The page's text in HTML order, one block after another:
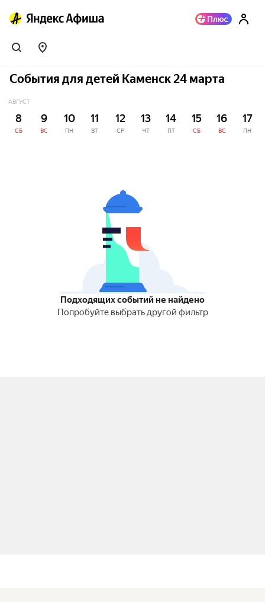
События для детей Каменск 24 марта
АВГУСТ
8
СБ
9
ВС
10
ПН
11
ВТ
12
СР
13
ЧТ
14
ПТ
15
СБ
16
ВС
17
ПН
Подходящих событий не найдено
Попробуйте выбрать другой фильтр